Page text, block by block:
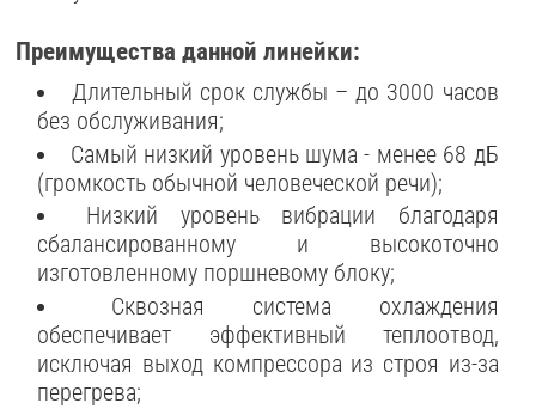
Преимущества данной линейки:
Длительный срок службы – до 3000 часов
без обслуживания;
Самый низкий уровень шума - менее 68 дБ
(громкость обычной человеческой речи);
Низкий уровень вибрации благодаря
сбалансированному и высокоточно
изготовленному поршневому блоку;
Сквозная система охлаждения
обеспечивает эффективный теплоотвод,
исключая выход компрессора из строя из-за
перегрева;